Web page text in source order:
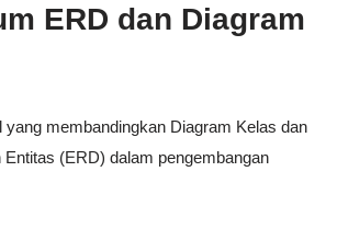
ERD dan Diagram
yang membandingkan Diagram Kelas dan
Entitas (ERD) dalam pengembangan